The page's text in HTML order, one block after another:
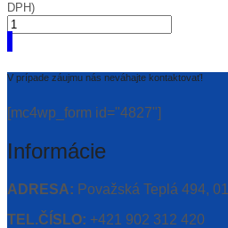
26,47€.15,84€.
DPH)
množstvo
biela
1200x700mm
sieť
na
1200x700mm
V prípade záujmu nás neváhajte kontaktovať!
[mc4wp_form id="4827"]
Informácie
ADRESA: Považská Teplá 494,
TEL.ČÍSLO: +421 902 312 420